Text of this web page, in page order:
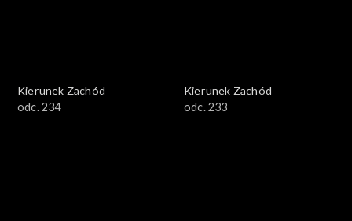
Kierunek Zachód
odc. 234
Kierunek Zachód
odc. 233